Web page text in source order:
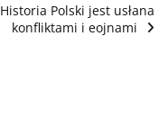
Historia Polski jest usłana
konfliktami i eojnami